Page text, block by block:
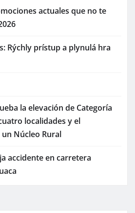
actuales que no te
Rýchly prístup a plynulá hra
la elevación de Categoría
localidades y el
Núcleo Rural
accidente en carretera